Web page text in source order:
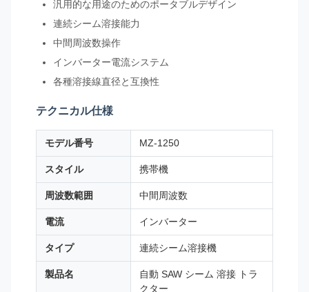
汎用的な用途のためのポータブルデザイン
連続シーム溶接能力
中間周波数操作
インバーター電流システム
各種溶接線直径と互換性
テクニカル仕様
モデル番号 MZ-1250
スタイル 携帯機
周波数範囲 中間周波数
電流 インバーター
タイプ 連続シーム溶接機
製品名
自動 SAW シーム 溶接 トラ
クター